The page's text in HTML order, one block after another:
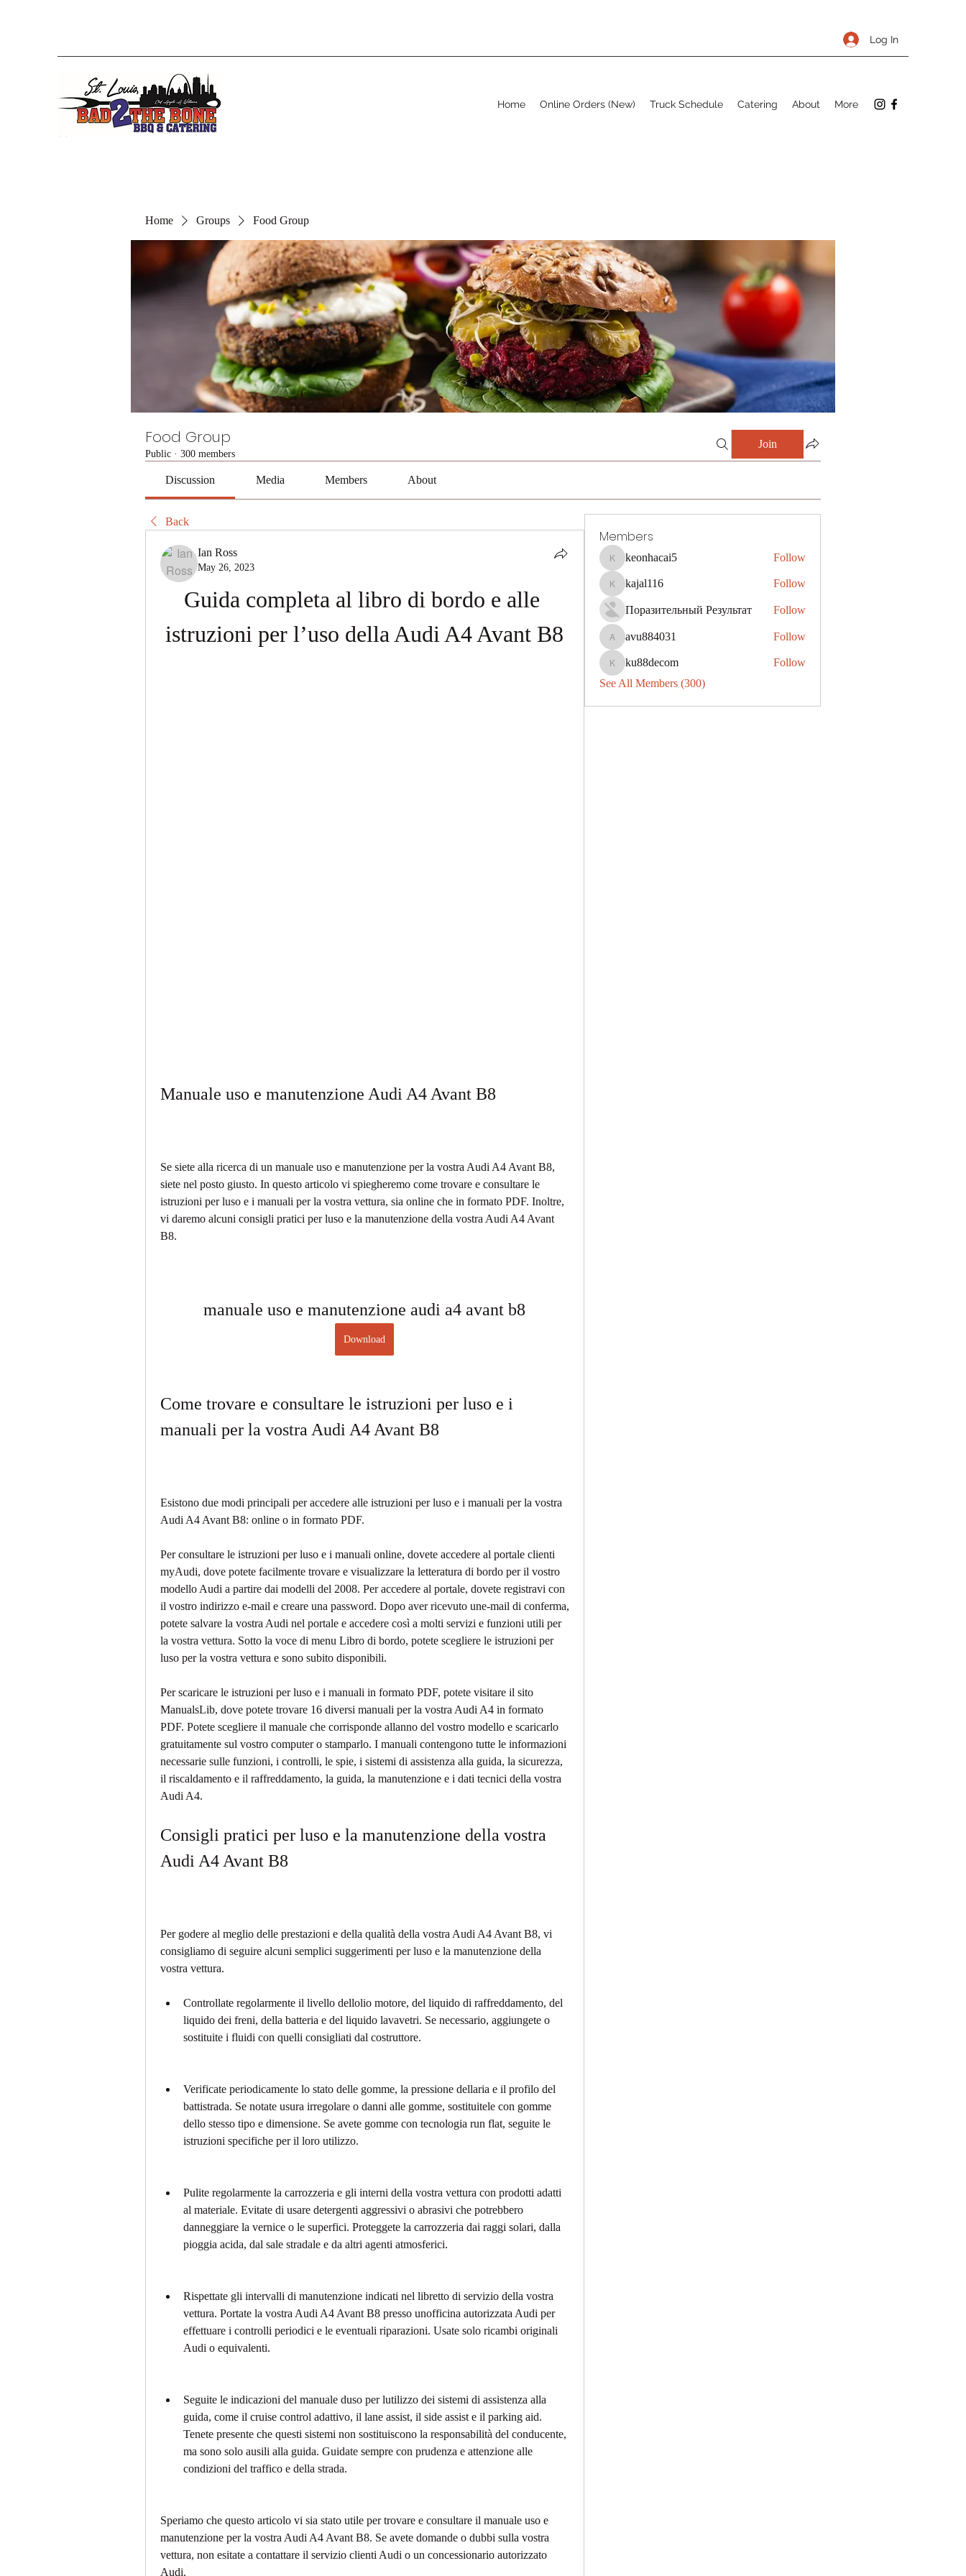
Log In
Home Online Orders (New) Truck Schedule Catering About More
Home Groups Food Group
Food Group
Public · 300 members
Join
Discussion Media Members About
Back
Ian Ross
May 26, 2023
Guida completa al libro di bordo e alle
istruzioni per l’uso della Audi A4 Avant B8
Manuale uso e manutenzione Audi A4 Avant B8
Se siete alla ricerca di un manuale uso e manutenzione per la vostra Audi A4 Avant B8,
siete nel posto giusto. In questo articolo vi spiegheremo come trovare e consultare le
istruzioni per luso e i manuali per la vostra vettura, sia online che in formato PDF. Inoltre,
vi daremo alcuni consigli pratici per luso e la manutenzione della vostra Audi A4 Avant
B8.
manuale uso e manutenzione audi a4 avant b8
Download
Come trovare e consultare le istruzioni per luso e i
manuali per la vostra Audi A4 Avant B8
Esistono due modi principali per accedere alle istruzioni per luso e i manuali per la vostra
Audi A4 Avant B8: online o in formato PDF.
Per consultare le istruzioni per luso e i manuali online, dovete accedere al portale clienti
myAudi, dove potete facilmente trovare e visualizzare la letteratura di bordo per il vostro
modello Audi a partire dai modelli del 2008. Per accedere al portale, dovete registravi con
il vostro indirizzo e-mail e creare una password. Dopo aver ricevuto une-mail di conferma,
potete salvare la vostra Audi nel portale e accedere così a molti servizi e funzioni utili per
la vostra vettura. Sotto la voce di menu Libro di bordo, potete scegliere le istruzioni per
luso per la vostra vettura e sono subito disponibili.
Per scaricare le istruzioni per luso e i manuali in formato PDF, potete visitare il sito
ManualsLib, dove potete trovare 16 diversi manuali per la vostra Audi A4 in formato
PDF. Potete scegliere il manuale che corrisponde allanno del vostro modello e scaricarlo
gratuitamente sul vostro computer o stamparlo. I manuali contengono tutte le informazioni
necessarie sulle funzioni, i controlli, le spie, i sistemi di assistenza alla guida, la sicurezza,
il riscaldamento e il raffreddamento, la guida, la manutenzione e i dati tecnici della vostra
Audi A4.
Consigli pratici per luso e la manutenzione della vostra
Audi A4 Avant B8
Per godere al meglio delle prestazioni e della qualità della vostra Audi A4 Avant B8, vi
consigliamo di seguire alcuni semplici suggerimenti per luso e la manutenzione della
vostra vettura.
Controllate regolarmente il livello dellolio motore, del liquido di raffreddamento, del
liquido dei freni, della batteria e del liquido lavavetri. Se necessario, aggiungete o
sostituite i fluidi con quelli consigliati dal costruttore.
Verificate periodicamente lo stato delle gomme, la pressione dellaria e il profilo del
battistrada. Se notate usura irregolare o danni alle gomme, sostituitele con gomme
dello stesso tipo e dimensione. Se avete gomme con tecnologia run flat, seguite le
istruzioni specifiche per il loro utilizzo.
Pulite regolarmente la carrozzeria e gli interni della vostra vettura con prodotti adatti
al materiale. Evitate di usare detergenti aggressivi o abrasivi che potrebbero
danneggiare la vernice o le superfici. Proteggete la carrozzeria dai raggi solari, dalla
pioggia acida, dal sale stradale e da altri agenti atmosferici.
Rispettate gli intervalli di manutenzione indicati nel libretto di servizio della vostra
vettura. Portate la vostra Audi A4 Avant B8 presso unofficina autorizzata Audi per
effettuare i controlli periodici e le eventuali riparazioni. Usate solo ricambi originali
Audi o equivalenti.
Seguite le indicazioni del manuale duso per lutilizzo dei sistemi di assistenza alla
guida, come il cruise control adattivo, il lane assist, il side assist e il parking aid.
Tenete presente che questi sistemi non sostituiscono la responsabilità del conducente,
ma sono solo ausili alla guida. Guidate sempre con prudenza e attenzione alle
condizioni del traffico e della strada.
Speriamo che questo articolo vi sia stato utile per trovare e consultare il manuale uso e
manutenzione per la vostra Audi A4 Avant B8. Se avete domande o dubbi sulla vostra
vettura, non esitate a contattare il servizio clienti Audi o un concessionario autorizzato
Audi.
Members
keonhacai5
keonhacai5 Follow
kajal116
kajal116 Follow
Поразительный Результат Follow
avu884031
avu884031 Follow
ku88decom
ku88decom
Follow
See All Members (300)